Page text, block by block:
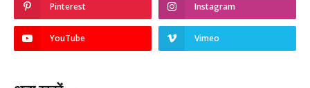
Pinterest Instagram
YouTube Vimeo